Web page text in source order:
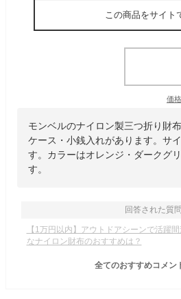
この商品をサイト
価
モンベルのナイロン製三つ折り財
ケース・小銭入れがあります。サ
す。カラーはオレンジ・ダークグ
す。
回答された質問
【1万円以内】アウトドアシーンで活躍
なナイロン財布のおすすめは？
全てのおすすめコメン